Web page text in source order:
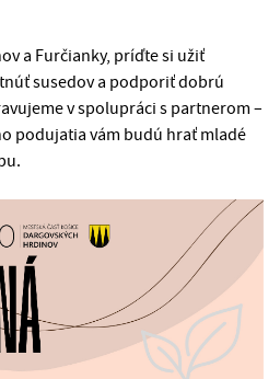
a Furčianky, príďte si užiť
susedov a podporiť dobrú
v spolupráci s partnerom –
podujatia vám budú hrať mladé